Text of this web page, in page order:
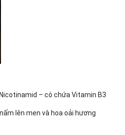
– có chứa Vitamin B3
lên men và hoa oải hương